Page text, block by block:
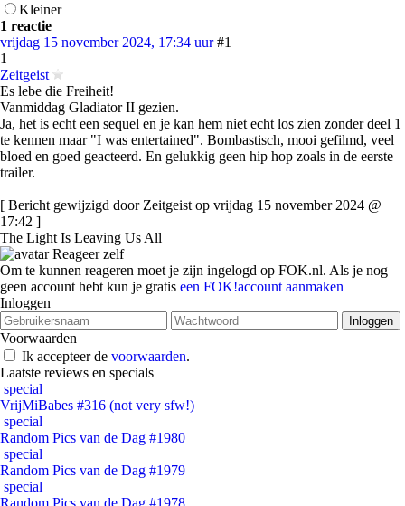
Kleiner
1 reactie
vrijdag 15 november 2024, 17:34 uur #1
1
Zeitgeist
Es lebe die Freiheit!
Vanmiddag Gladiator II gezien.
Ja, het is echt een sequel en je kan hem niet echt los zien zonder deel 1
te kennen maar "I was entertained". Bombastisch, mooi gefilmd, veel
bloed en goed geacteerd. En gelukkig geen hip hop zoals in de eerste
trailer.
[ Bericht gewijzigd door Zeitgeist op vrijdag 15 november 2024 @
17:42 ]
The Light Is Leaving Us All
Reageer zelf
Om te kunnen reageren moet je zijn ingelogd op FOK.nl. Als je nog
geen account hebt kun je gratis een FOK!account aanmaken
Inloggen
Voorwaarden
Ik accepteer de voorwaarden.
Laatste reviews en specials
special
VrijMiBabes #316 (not very sfw!)
special
Random Pics van de Dag #1980
special
Random Pics van de Dag #1979
special
Random Pics van de Dag #1978